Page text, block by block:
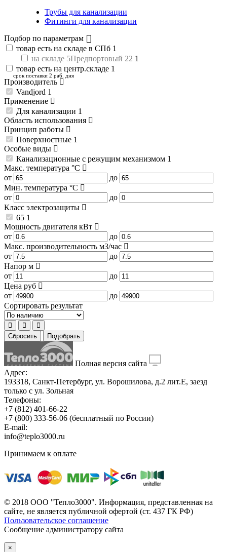
Трубы для канализации
Фитинги для канализации
Подбор по параметрам
товар есть на складе в СПб 1
на складе 5Предпортовый 22 1
товар есть на центр.складе 1
срок поставки 2 раб. дня
Производитель
Vandjord 1
Применение
Для канализации 1
Область использования
Принцип работы
Поверхностные 1
Особые виды
Канализационные с режущим механизмом 1
Макс. температура °C
от
до
Мин. температура °C
от
до
Класс электрозащиты
65 1
Мощность двигателя кВт
от
до
Макс. производительность м3/час
от
до
Напор м
от
до
Цена руб
от
до
Сортировать результат
Сбросить Подобрать
Полная версия сайта
Адрес:
193318, Санкт-Петербург, ул. Ворошилова, д.2 лит.Е, заезд
только с ул. Зольная
Телефоны:
+7 (812) 401-66-22
+7 (800) 333-56-06 (бесплатный по России)
E-mail:
info@teplo3000.ru
Принимаем к оплате
© 2018 ООО "Тепло3000". Информация, представленная на
сайте, не является публичной офертой (ст. 437 ГК РФ)
Пользовательское соглашение
Сообщение администратору сайта
×